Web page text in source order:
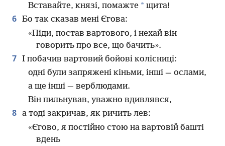
Вставайте, князі, помажте * щита!
6 Бо так сказав мені Єгова:
«Піди, постав вартового, і нехай він
говорить про все, що бачить».
7 І побачив вартовий бойові колісниці:
одні були запряжені кіньми, інші — ослами,
а ще інші — верблюдами.
Він пильнував, уважно вдивлявся,
8 а тоді закричав, як ричить лев:
«Єгово, я постійно стою на вартовій башті
вдень